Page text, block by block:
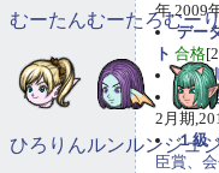
年,2009
デー
ト 合格
職業
甲種
2月期
１級
臣賞、
むーたんむーたろむー
ひろりんルンルンジュ